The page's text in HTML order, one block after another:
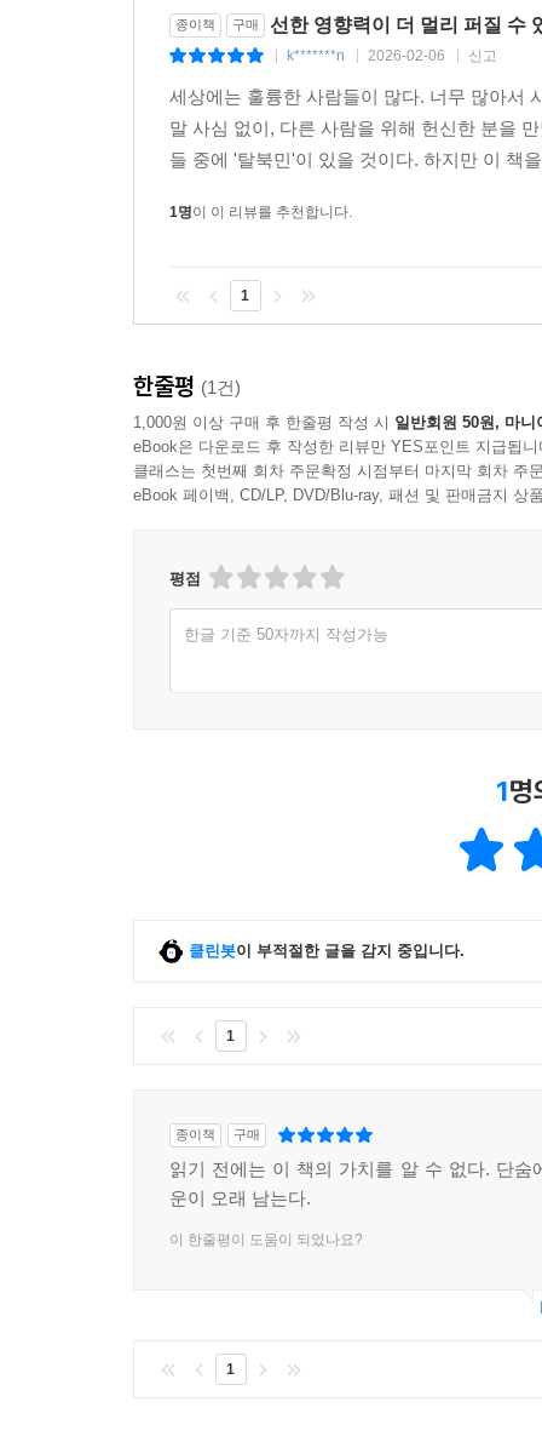
종이책 구매 선한 영향력이 더 멀리 퍼질 수
k*******n 2026-02-06 신고
세상에는 훌륭한 사람들이 많다. 너무 많아서
말 사심 없이, 다른 사람을 위해 헌신한 분을
들 중에 '탈북민'이 있을 것이다. 하지만 이 책
1명이 이 리뷰를 추천합니다.
1
한줄평 (1건)
1,000원 이상 구매 후 한줄평 작성 시 일반회원 50원, 마니
eBook은 다운로드 후 작성한 리뷰만 YES포인트 지급됩니
클래스는 첫번째 회차 주문확정 시점부터 마지막 회차 주
eBook 페이백, CD/LP, DVD/Blu-ray, 패션 및 판매금지 상
평점
한글 기준 50자까지 작성가능
1명
클린봇이 부적절한 글을 감지 중입니다.
1
종이책 구매
읽기 전에는 이 책의 가치를 알 수 없다. 단숨
운이 오래 남는다.
이 한줄평이 도움이 되었나요?
1